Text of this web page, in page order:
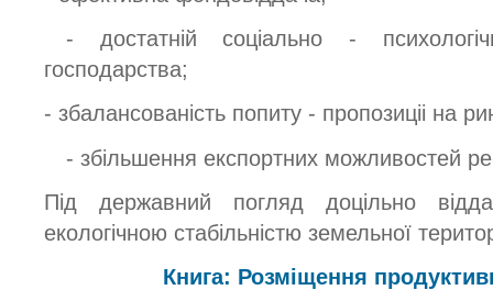
- достатній соціально -
господарства;
- збалансованість попиту - пропозиціі на
- збільшення експортних можливостей
Під державний погляд доцільно
екологічною стабільністю земельної
Книга: Розміщення